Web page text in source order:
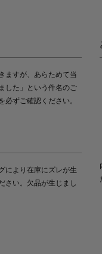
ますが、あらためて当
した」という件名のご
ずご確認ください。
により在庫にズレが生
さい。欠品が生じまし